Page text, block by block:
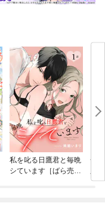
私を叱る日鷹君と毎晩
シています［ばら売
一
ゼ